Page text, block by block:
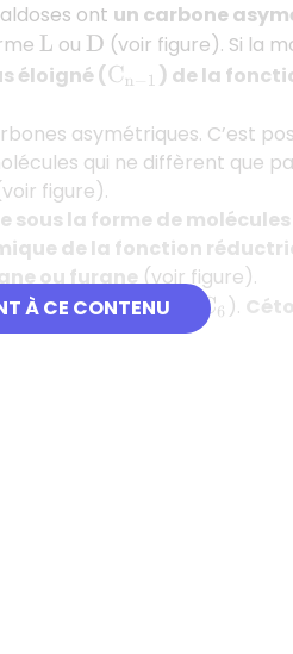
À CE CONTENU
ont un carbone
L ouD (voir figure). Si la
éloigné (Cn 1 ) de la
asymétriques. C’est
qui ne diffèrent que
figure).
sous la forme de
de la fonction
ou furane(voir figure).
mannose ( C6 ).